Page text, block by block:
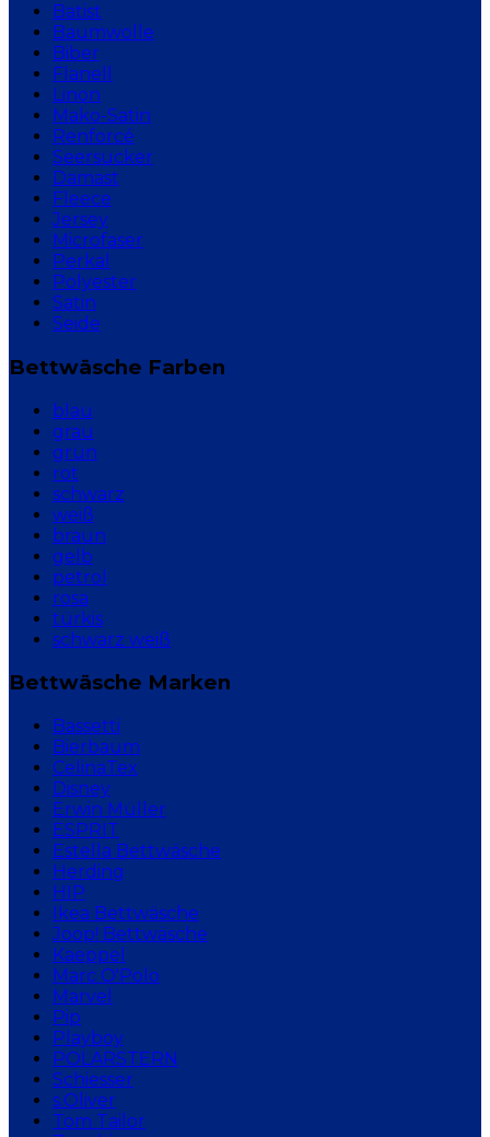
Batist
Baumwolle
Biber
Flanell
Linon
Mako-Satin
Renforcé
Seersucker
Damast
Fleece
Jersey
Microfaser
Perkal
Polyester
Satin
Seide
Bettwäsche Farben
blau
grau
grün
rot
schwarz
weiß
braun
gelb
petrol
rosa
türkis
schwarz weiß
Bettwäsche Marken
Bassetti
Bierbaum
CelinaTex
Disney
Erwin Müller
ESPRIT
Estella Bettwäsche
Herding
HIP
Ikea Bettwäsche
Joop! Bettwäsche
Kaeppel
Marc O'Polo
Marvel
Pip
Playboy
POLARSTERN
Schiesser
s.Oliver
Tom Tailor